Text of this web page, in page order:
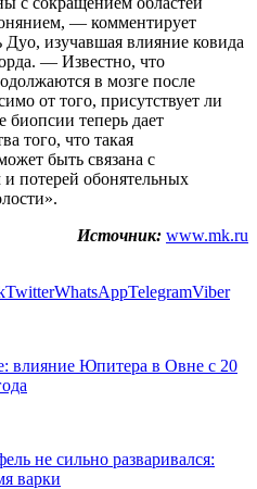
— комментирует
Дуо, изучавшая влияние ковида
— Известно, что
в мозге после
от того, присутствует ли
биопсии теперь дает
того, что такая
быть связана с
потерей обонятельных
Источник: www.mk.ru
TwitterWhatsAppTelegramViber
влияние Юпитера в Овне с 20
не сильно разваривался:
варки